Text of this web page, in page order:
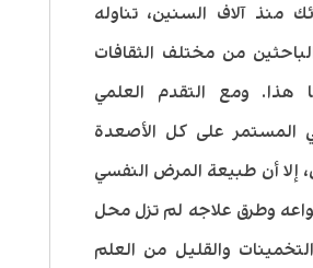
منذ آلاف السنين، تناوله
من مختلف الثقافات
هذا. ومع التقدم العلمي
المستمر على كل الأصعدة
إلا أن طبيعة المرض النفسي
وطرق علاجه لم تزل محل
والقليل من العلم